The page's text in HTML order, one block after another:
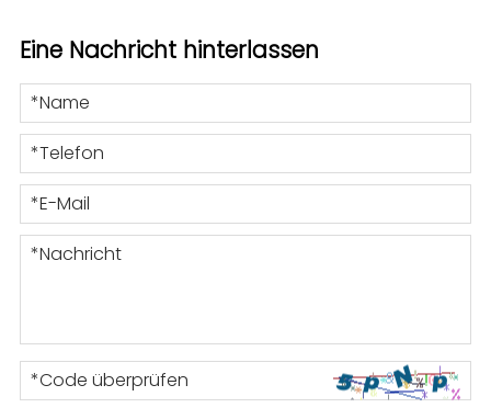
Eine Nachricht hinterlassen
*Name
*Telefon
*E-Mail
*Nachricht
*Code überprüfen